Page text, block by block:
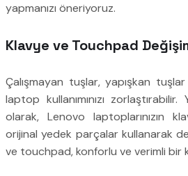
yapmanızı öneriyoruz.
Klavye ve Touchpad
Çalışmayan tuşlar, yapışkan
laptop kullanımınızı
olarak, Lenovo laptoplarınızın
orijinal yedek parçalar kullanarak
ve touchpad, konforlu ve verimli bir